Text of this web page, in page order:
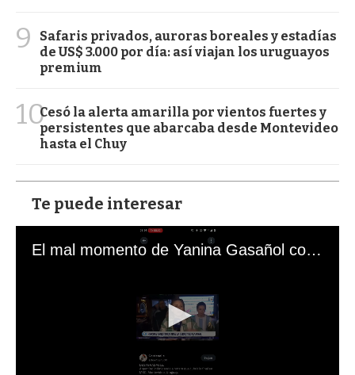
9
Safaris privados, auroras boreales y estadías
de US$ 3.000 por día: así viajan los uruguayos
premium
10Cesó la alerta amarilla por vientos fuertes y
persistentes que abarcaba desde Montevideo
hasta el Chuy
Te puede interesar
El mal momento de Yanina Gasañol con un hincha argentino en "Subrayado"